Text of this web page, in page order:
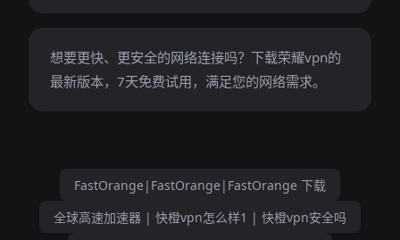
想要更快、更安全的网络连接吗？下载荣耀vpn的
最新版本，7天免费试用，满足您的网络需求。
FastOrange|FastOrange|FastOrange 下载
全球高速加速器 | 快橙vpn怎么样1 | 快橙vpn安全吗